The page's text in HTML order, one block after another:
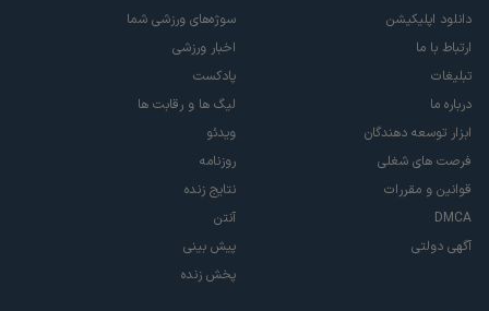
دانلود اپلیکیشن
ارتباط با ما
تبلیغات
درباره ما
ابزار توسعه دهندگان
فرصت های شغلی
قوانین و مقررات
DMCA
آگهی دولتی
سوژه‌های ورزشی شما
اخبار ورزشی
پادکست
لیگ ها و رقابت ها
ویدئو
روزنامه
نتایج زنده
آنتن
پیش بینی
پخش زنده